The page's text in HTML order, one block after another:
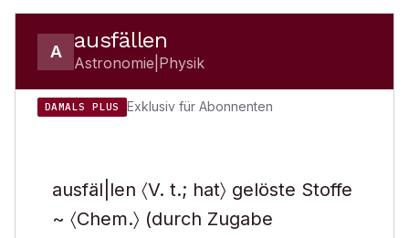
A ausfällen
Astronomie|Physik
DAMALS PLUS Exklusiv für Abonnenten
ausfäl|len 〈V. t.; hat〉 gelöste Stoffe
~ 〈Chem.〉 (durch Zugabe